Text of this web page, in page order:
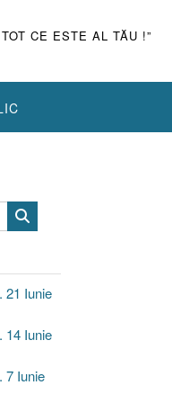
CE ESTE AL TĂU !”
21 Iunie
14 Iunie
7 Iunie